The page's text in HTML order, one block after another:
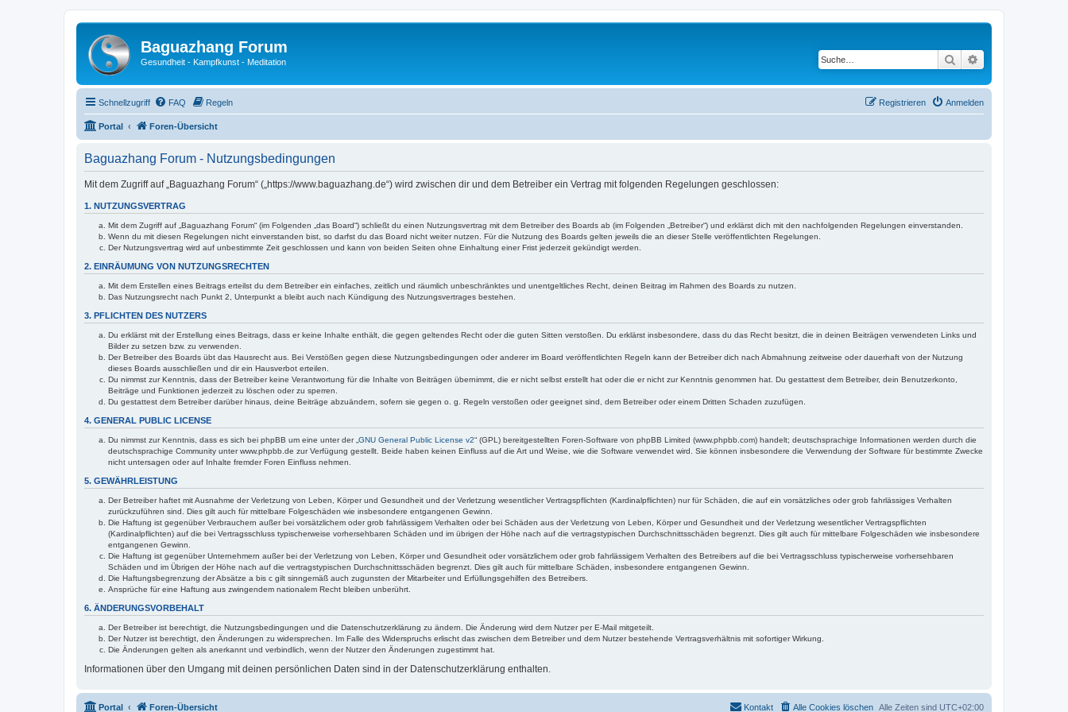
Baguazhang Forum
Gesundheit - Kampfkunst - Meditation Suche
Schnellzugriff FAQ Regeln Anmelden
Registrieren
Portal Foren-Übersicht
Baguazhang Forum - Nutzungsbedingungen
Mit dem Zugriff auf „Baguazhang Forum“ („https://www.baguazhang.de“) wird zwischen dir und dem Betreiber ein Vertrag mit folgenden Regelungen geschlossen:
1. NUTZUNGSVERTRAG
Mit dem Zugriff auf „Baguazhang Forum“ (im Folgenden „das Board“) schließt du einen Nutzungsvertrag mit dem Betreiber des Boards ab (im Folgenden „Betreiber“) und erklärst dich mit den nachfolgenden Regelungen einverstanden.
Wenn du mit diesen Regelungen nicht einverstanden bist, so darfst du das Board nicht weiter nutzen. Für die Nutzung des Boards gelten jeweils die an dieser Stelle veröffentlichten Regelungen.
Der Nutzungsvertrag wird auf unbestimmte Zeit geschlossen und kann von beiden Seiten ohne Einhaltung einer Frist jederzeit gekündigt werden.
2. EINRÄUMUNG VON NUTZUNGSRECHTEN
Mit dem Erstellen eines Beitrags erteilst du dem Betreiber ein einfaches, zeitlich und räumlich unbeschränktes und unentgeltliches Recht, deinen Beitrag im Rahmen des Boards zu nutzen.
Das Nutzungsrecht nach Punkt 2, Unterpunkt a bleibt auch nach Kündigung des Nutzungsvertrages bestehen.
3. PFLICHTEN DES NUTZERS
Du erklärst mit der Erstellung eines Beitrags, dass er keine Inhalte enthält, die gegen geltendes Recht oder die guten Sitten verstoßen. Du erklärst insbesondere, dass du das Recht besitzt, die in deinen Beiträgen verwendeten Links und
Bilder zu setzen bzw. zu verwenden.
Der Betreiber des Boards übt das Hausrecht aus. Bei Verstößen gegen diese Nutzungsbedingungen oder anderer im Board veröffentlichten Regeln kann der Betreiber dich nach Abmahnung zeitweise oder dauerhaft von der Nutzung
dieses Boards ausschließen und dir ein Hausverbot erteilen.
Du nimmst zur Kenntnis, dass der Betreiber keine Verantwortung für die Inhalte von Beiträgen übernimmt, die er nicht selbst erstellt hat oder die er nicht zur Kenntnis genommen hat. Du gestattest dem Betreiber, dein Benutzerkonto,
Beiträge und Funktionen jederzeit zu löschen oder zu sperren.
Du gestattest dem Betreiber darüber hinaus, deine Beiträge abzuändern, sofern sie gegen o. g. Regeln verstoßen oder geeignet sind, dem Betreiber oder einem Dritten Schaden zuzufügen.
4. GENERAL PUBLIC LICENSE
Du nimmst zur Kenntnis, dass es sich bei phpBB um eine unter der „ GNU General Public License v2“ (GPL) bereitgestellten Foren-Software von phpBB Limited (www.phpbb.com) handelt; deutschsprachige Informationen werden durch die
deutschsprachige Community unter www.phpbb.de zur Verfügung gestellt. Beide haben keinen Einfluss auf die Art und Weise, wie die Software verwendet wird. Sie können insbesondere die Verwendung der Software für bestimmte Zwecke
nicht untersagen oder auf Inhalte fremder Foren Einfluss nehmen.
5. GEWÄHRLEISTUNG
Der Betreiber haftet mit Ausnahme der Verletzung von Leben, Körper und Gesundheit und der Verletzung wesentlicher Vertragspflichten (Kardinalpflichten) nur für Schäden, die auf ein vorsätzliches oder grob fahrlässiges Verhalten
zurückzuführen sind. Dies gilt auch für mittelbare Folgeschäden wie insbesondere entgangenen Gewinn.
Die Haftung ist gegenüber Verbrauchern außer bei vorsätzlichem oder grob fahrlässigem Verhalten oder bei Schäden aus der Verletzung von Leben, Körper und Gesundheit und der Verletzung wesentlicher Vertragspflichten
(Kardinalpflichten) auf die bei Vertragsschluss typischerweise vorhersehbaren Schäden und im übrigen der Höhe nach auf die vertragstypischen Durchschnittsschäden begrenzt. Dies gilt auch für mittelbare Folgeschäden wie insbesondere
entgangenen Gewinn.
Die Haftung ist gegenüber Unternehmern außer bei der Verletzung von Leben, Körper und Gesundheit oder vorsätzlichem oder grob fahrlässigem Verhalten des Betreibers auf die bei Vertragsschluss typischerweise vorhersehbaren
Schäden und im Übrigen der Höhe nach auf die vertragstypischen Durchschnittsschäden begrenzt. Dies gilt auch für mittelbare Schäden, insbesondere entgangenen Gewinn.
Die Haftungsbegrenzung der Absätze a bis c gilt sinngemäß auch zugunsten der Mitarbeiter und Erfüllungsgehilfen des Betreibers.
Ansprüche für eine Haftung aus zwingendem nationalem Recht bleiben unberührt.
6. ÄNDERUNGSVORBEHALT
Der Betreiber ist berechtigt, die Nutzungsbedingungen und die Datenschutzerklärung zu ändern. Die Änderung wird dem Nutzer per E-Mail mitgeteilt.
Der Nutzer ist berechtigt, den Änderungen zu widersprechen. Im Falle des Widerspruchs erlischt das zwischen dem Betreiber und dem Nutzer bestehende Vertragsverhältnis mit sofortiger Wirkung.
Die Änderungen gelten als anerkannt und verbindlich, wenn der Nutzer den Änderungen zugestimmt hat.
Informationen über den Umgang mit deinen persönlichen Daten sind in der Datenschutzerklärung enthalten.
Portal Foren-Übersicht Alle Zeiten sind UTC+02:00
Alle Cookies löschen
Kontakt